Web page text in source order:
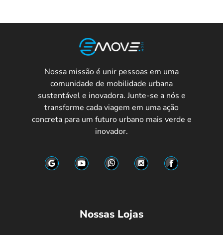
Nossa missão é unir pessoas em uma
comunidade de mobilidade urbana
sustentável e inovadora. Junte-se a nós e
transforme cada viagem em uma ação
concreta para um futuro urbano mais verde e
inovador.
Nossas Lojas
Não Perca Tempo
Cadastre-se para receber as melhores
novidades.
Promoção válida por tempo limitado